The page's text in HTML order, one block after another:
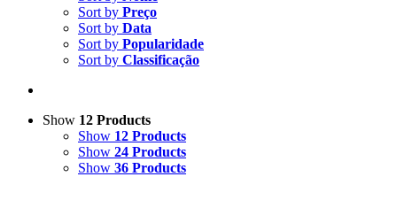
Sort by Preço
Sort by Data
Sort by Popularidade
Sort by Classificação
Show 12 Products
Show 12 Products
Show 24 Products
Show 36 Products